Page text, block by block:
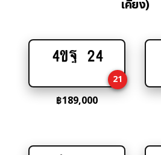
เคียง)
Add
cart
4ขฐ 24
21
฿189,000